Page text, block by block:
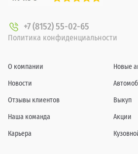
+7 (8152) 55-02-65
Политика конфиденциальности
О компании
Новости
Отзывы клиентов
Наша команда
Карьера
Новые
Выкуп
Акции